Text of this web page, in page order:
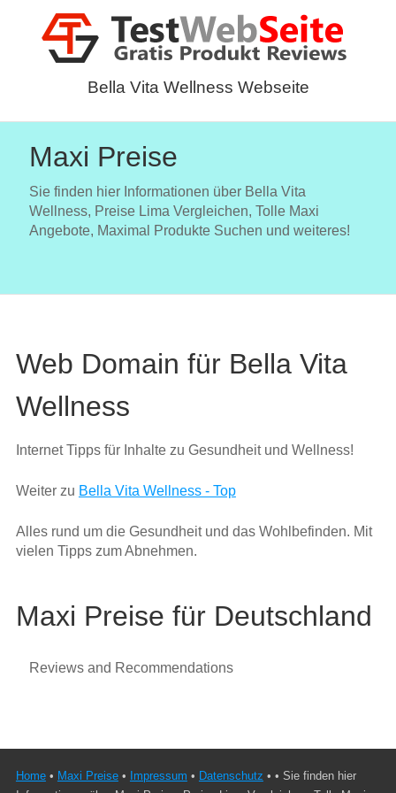
Bella Vita Wellness Webseite
Maxi Preise
Sie finden hier Informationen über Bella Vita
Wellness, Preise Lima Vergleichen, Tolle Maxi
Angebote, Maximal Produkte Suchen und weiteres!
Web Domain für Bella Vita
Wellness
Internet Tipps für Inhalte zu Gesundheit und Wellness!
Weiter zu Bella Vita Wellness - Top
Alles rund um die Gesundheit und das Wohlbefinden. Mit
vielen Tipps zum Abnehmen.
Maxi Preise für Deutschland
Reviews and Recommendations
Home• Maxi Preise• Impressum • Datenschutz • • Sie finden hier